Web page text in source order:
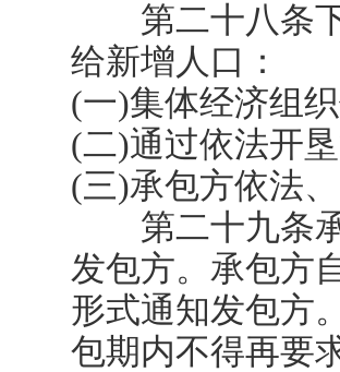
第二十八条
给新增人口：
(一)集体经济组
(二)通过依法开
(三)承包方依法
第二十九条
发包方。承包方
形式通知发包方
包期内不得再要